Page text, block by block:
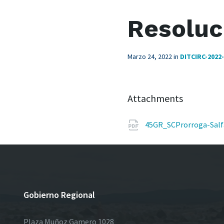
Marzo 24, 2022in DITCIRC-
Attachments
45GR_SCProrroga-
Gobierno Regional
Plaza Muñoz Gamero 1028